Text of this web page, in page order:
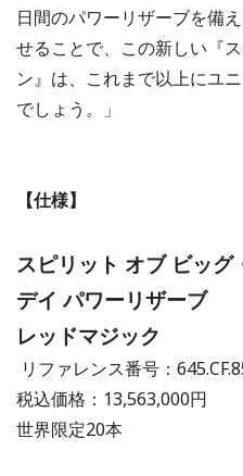
日間のパワーリザーブを備
せることで、この新しい『
ン』は、これまで以上にユ
でしょう。」
【仕様】
スピリット オブ ビッ
デイ パワーリザーブ
レッドマジック
リファレンス番号：
税込価格：13,563,000円
世界限定20本